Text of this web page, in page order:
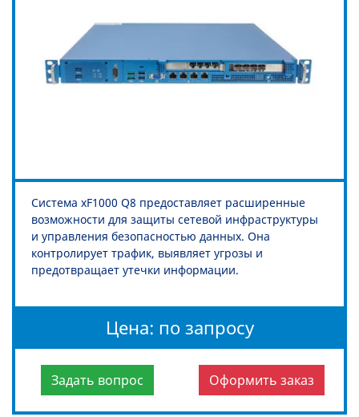
Система xF1000 Q8 предоставляет расширенные
возможности для защиты сетевой инфраструктуры
и управления безопасностью данных. Она
контролирует трафик, выявляет угрозы и
предотвращает утечки информации.
Цена: по запросу
Задать вопрос Оформить заказ